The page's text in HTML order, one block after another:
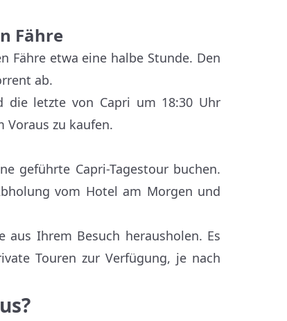
Fähre
Fähre etwa eine halbe Stunde. Den
ab.
die letzte von Capri um 18:30 Uhr
Voraus zu kaufen.
geführte Capri-Tagestour buchen.
vom Hotel am Morgen und
aus Ihrem Besuch herausholen. Es
Touren zur Verfügung, je nach